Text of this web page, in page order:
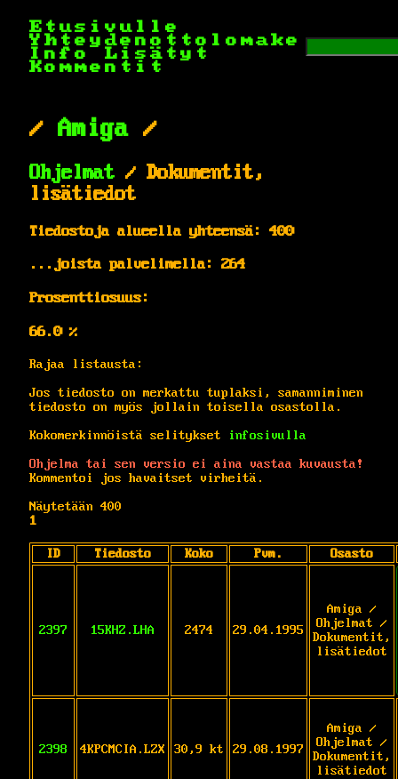
Etusivulle
Yhteydenottolomake
Info
Lisätyt
Kommentit
/ Amiga /
Ohjelmat / Dokumentit,
lisätiedot
Tiedostoja alueella yhteensä: 400
...joista palvelimella: 264
Prosenttiosuus:
66.0 %
Rajaa listausta:
Jos tiedosto on merkattu tuplaksi, samanniminen
tiedosto on myös jollain toisella osastolla.
Kokomerkinnöistä selitykset
infosivulla
Ohjelma tai sen versio ei aina vastaa kuvausta!
Kommentoi jos havaitset virheitä.
Näytetään 400
1
ID Tiedosto Koko Pvm. Osasto
2397 15KHZ.LHA 2474 29.04.1995
Amiga /
Ohjelmat /
Dokumentit,
lisätiedot
2398 4KPCMCIA.LZX 30,9 kt 29.08.1997
Amiga /
Ohjelmat /
Dokumentit,
lisätiedot